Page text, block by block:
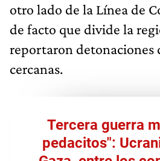
otro lado de la Línea de
de facto que divide la
reportaron detonaciones
cercanas.
Tercera guerra
pedacitos":